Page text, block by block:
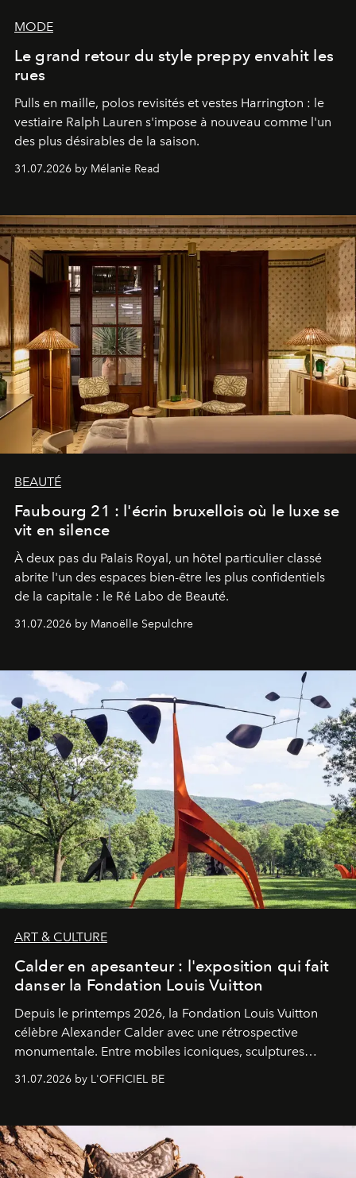
MODE
Le grand retour du style preppy envahit les
rues
Pulls en maille, polos revisités et vestes Harrington : le
vestiaire Ralph Lauren s'impose à nouveau comme l'un
des plus désirables de la saison.
31.07.2026 by Mélanie Read
BEAUTÉ
Faubourg 21 : l'écrin bruxellois où le luxe se
vit en silence
À deux pas du Palais Royal, un hôtel particulier classé
abrite l'un des espaces bien-être les plus confidentiels
de la capitale : le Ré Labo de Beauté.
31.07.2026 by Manoëlle Sepulchre
ART & CULTURE
Calder en apesanteur : l'exposition qui fait
danser la Fondation Louis Vuitton
Depuis le printemps 2026, la Fondation Louis Vuitton
célèbre Alexander Calder avec une rétrospective
monumentale. Entre mobiles iconiques, sculptures
américain investit les espaces imaginés par Frank Gehry
sculpture.
31.07.2026 by L'OFFICIEL BE